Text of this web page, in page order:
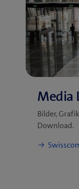
Bilder,
Download.